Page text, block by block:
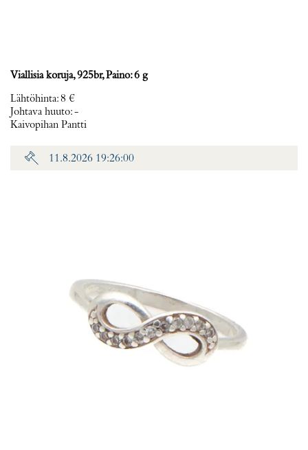
Viallisia koruja, 925br, Paino: 6 g
Lähtöhinta:8 €
Johtava huuto:-
Kaivopihan Pantti
11.8.2026 19:26:00